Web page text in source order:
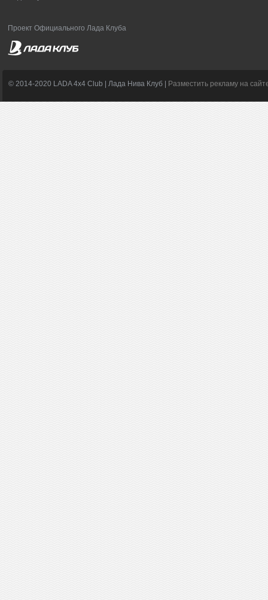
Проект Официального Лада Клуба
© 2014-2020 LADA 4x4 Club | Лада Нива Клуб | Разместить рекламу на